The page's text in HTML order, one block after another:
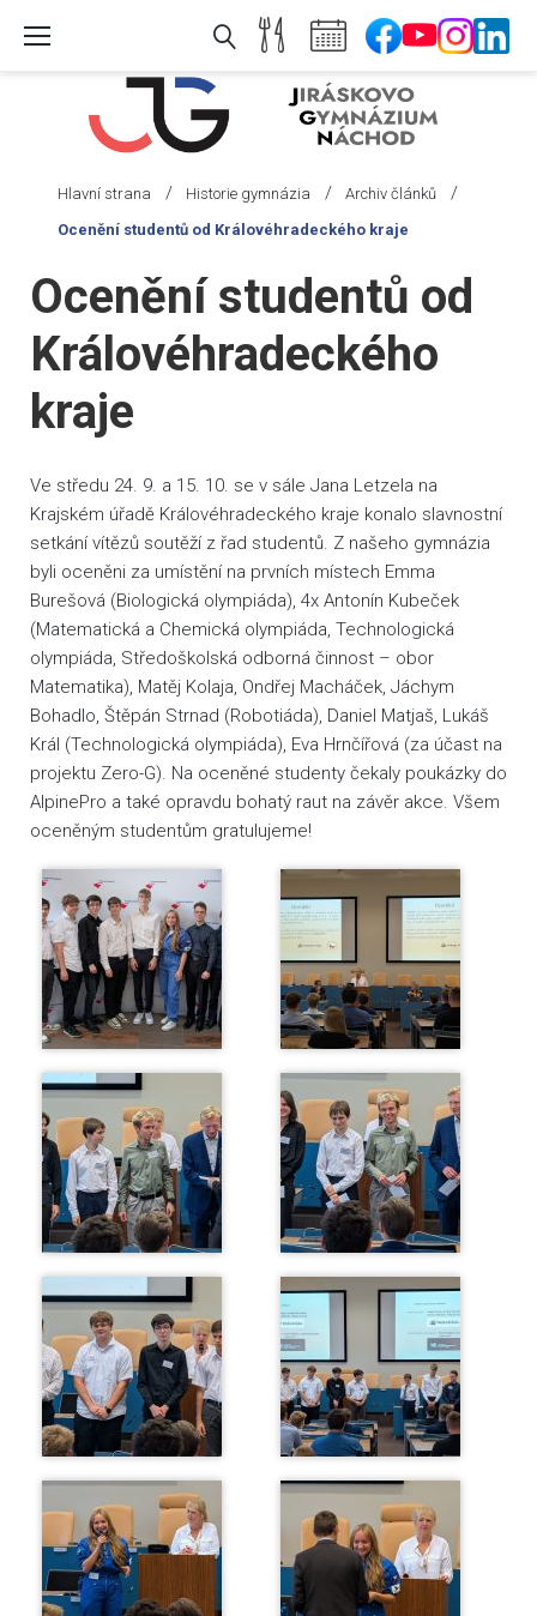
Hlavní strana / Historie gymnázia / Archiv článků /
Ocenění studentů od Královéhradeckého kraje
Ocenění studentů od
Královéhradeckého
kraje
Ve středu 24. 9. a 15. 10. se v sále Jana Letzela na
Krajském úřadě Královéhradeckého kraje konalo slavnostní
setkání vítězů soutěží z řad studentů. Z našeho gymnázia
byli oceněni za umístění na prvních místech Emma
Burešová (Biologická olympiáda), 4x Antonín Kubeček
(Matematická a Chemická olympiáda, Technologická
olympiáda, Středoškolská odborná činnost – obor
Matematika), Matěj Kolaja, Ondřej Macháček, Jáchym
Bohadlo, Štěpán Strnad (Robotiáda), Daniel Matjaš, Lukáš
Král (Technologická olympiáda), Eva Hrnčířová (za účast na
projektu Zero-G). Na oceněné studenty čekaly poukázky do
AlpinePro a také opravdu bohatý raut na závěr akce. Všem
oceněným studentům gratulujeme!